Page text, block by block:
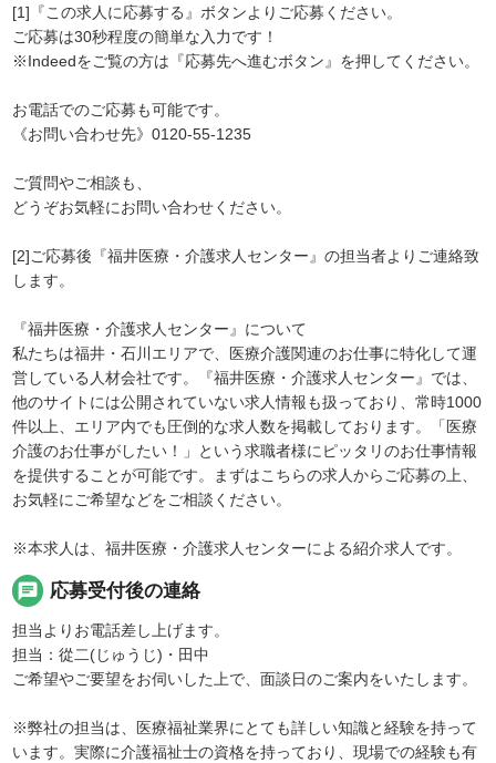
[1]『この求人に応募する』ボタンよりご応募ください。
ご応募は30秒程度の簡単な入力です！
※Indeedをご覧の方は『応募先へ進むボタン』を押してください。
お電話でのご応募も可能です。
《お問い合わせ先》0120-55-1235
ご質問やご相談も、
どうぞお気軽にお問い合わせください。
[2]ご応募後『福井医療・介護求人センター』の担当者よりご連絡致
します。
『福井医療・介護求人センター』について
私たちは福井・石川エリアで、医療介護関連のお仕事に特化して運
営している人材会社です。『福井医療・介護求人センター』では、
他のサイトには公開されていない求人情報も扱っており、常時1000
件以上、エリア内でも圧倒的な求人数を掲載しております。「医療
介護のお仕事がしたい！」という求職者様にピッタリのお仕事情報
を提供することが可能です。まずはこちらの求人からご応募の上、
お気軽にご希望などをご相談ください。
※本求人は、福井医療・介護求人センターによる紹介求人です。
chat 応募受付後の連絡
担当よりお電話差し上げます。
担当：從二(じゅうじ)・田中
ご希望やご要望をお伺いした上で、面談日のご案内をいたします。
※弊社の担当は、医療福祉業界にとても詳しい知識と経験を持って
います。実際に介護福祉士の資格を持っており、現場での経験も有